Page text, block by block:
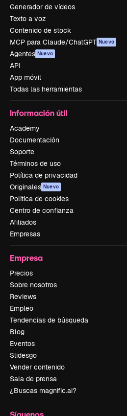
Generador de vídeos
Texto a voz
Contenido de stock
MCP para Claude/ChatGPT Nuevo
Agentes Nuevo
API
App móvil
Todas las herramientas
Información útil
Academy
Documentación
Soporte
Términos de uso
Política de privacidad
Originales Nuevo
Política de cookies
Centro de confianza
Afiliados
Empresas
Empresa
Precios
Sobre nosotros
Reviews
Empleo
Tendencias de búsqueda
Blog
Eventos
Slidesgo
Vender contenido
Sala de prensa
¿Buscas magnific.ai?